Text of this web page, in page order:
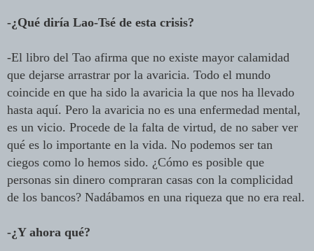
-¿Qué diría Lao-Tsé de esta crisis?
-El libro del Tao afirma que no existe mayor calamidad
que dejarse arrastrar por la avaricia. Todo el mundo
coincide en que ha sido la avaricia la que nos ha llevado
hasta aquí. Pero la avaricia no es una enfermedad mental,
es un vicio. Procede de la falta de virtud, de no saber ver
qué es lo importante en la vida. No podemos ser tan
ciegos como lo hemos sido. ¿Cómo es posible que
personas sin dinero compraran casas con la complicidad
de los bancos? Nadábamos en una riqueza que no era real.
-¿Y ahora qué?